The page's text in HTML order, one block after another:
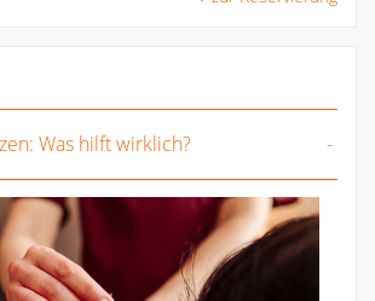
Was hilft wirklich?